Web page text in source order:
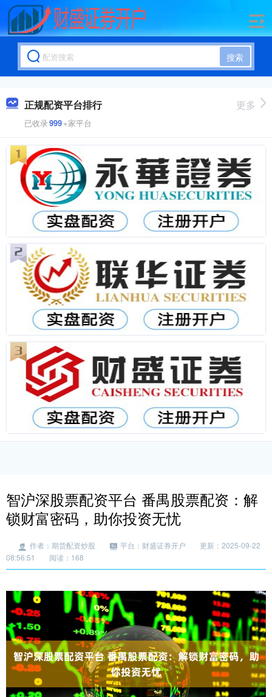
搜索
正规配资平台排行
已收录999+家平台
更多
智沪深股票配资平台 番禺股票配资：解
锁财富密码，助你投资无忧
作者：期货配资炒股 平台：财盛证券开户
更新：2025-09-22
08:56:51
阅读：168